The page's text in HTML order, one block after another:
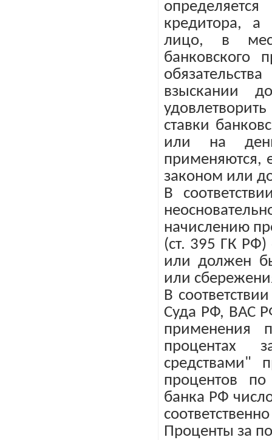
кредитора, а
лицо, в
банковского
взыскании
ставки
или на
применяются,
законом или
В
начислению
(ст. 395 ГК РФ)
или должен
или
В
Суда РФ, ВАС
применения
процентах
средствами"
процентов по
банка РФ
Проценты за